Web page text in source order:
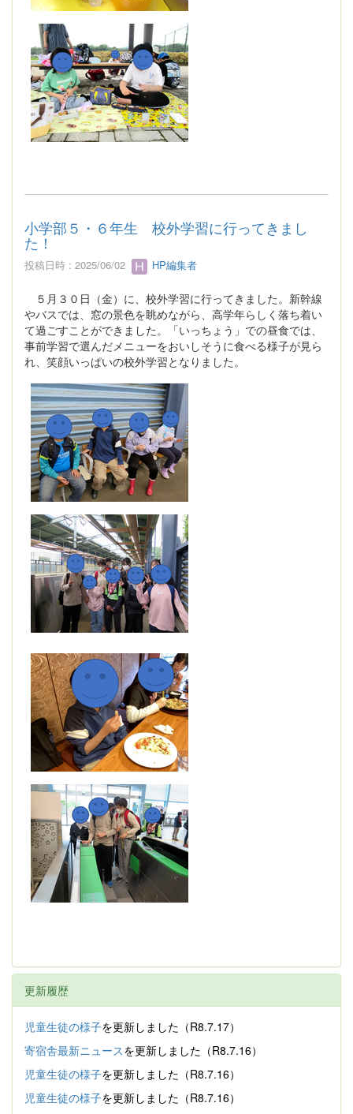
小学部５・６年生 校外学習に行ってきまし
た！
投稿日時 : 2025/06/02 HP編集者
５月３０日（金）に、校外学習に行ってきました。新幹線
やバスでは、窓の景色を眺めながら、高学年らしく落ち着い
て過ごすことができました。「いっちょう」での昼食では、
事前学習で選んだメニューをおいしそうに食べる様子が見ら
れ、笑顔いっぱいの校外学習となりました。
更新履歴
児童生徒の様子を更新しました（R8.7.17）
寄宿舎最新ニュースを更新しました（R8.7.16）
児童生徒の様子を更新しました（R8.7.16）
児童生徒の様子を更新しました（R8.7.16）